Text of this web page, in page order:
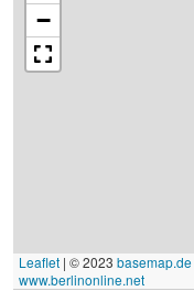
−
Leaflet | © 2023 basemap.de
www.berlinonline.net